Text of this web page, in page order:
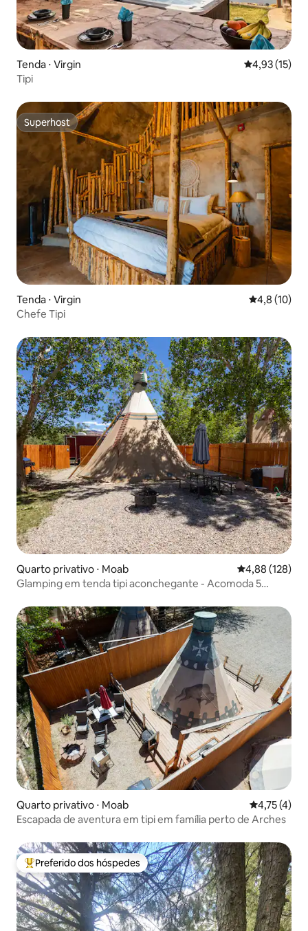
Tenda ⋅ Virgin 4,93 de uma
4,93 (15)
Tipi
Superhost
Superhost
Tenda ⋅ Virgin 4,8 de uma
4,8 (10)
Chefe Tipi
Quarto privativo ⋅ Moab 4,88 de uma
4,88 (128)
Glamping em tenda tipi aconchegante - Acomoda 5
Quarto privativo ⋅ Moab 4,75 de
4,75 (4)
Escapada de aventura em tipi em família perto de Arches
Entre os melhores preferidos dos hóspedes
Preferido dos hóspedes